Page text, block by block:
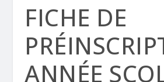
FICHE DE
ANNÉE